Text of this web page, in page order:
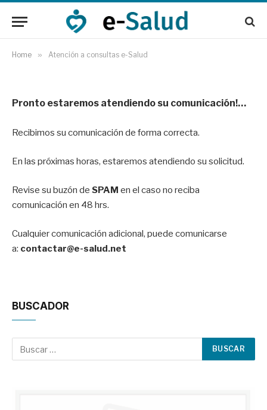
Home » Atención a consultas e-Salud
Pronto estaremos atendiendo su comunicación!…
Recibimos su comunicación de forma correcta.
En las próximas horas, estaremos atendiendo su solicitud.
Revise su buzón de SPAM en el caso no reciba
comunicación en 48 hrs.
Cualquier comunicación adicional, puede comunicarse
a: contactar@e-salud.net
BUSCADOR